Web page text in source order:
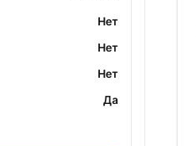
Нет
Нет
Нет
Да